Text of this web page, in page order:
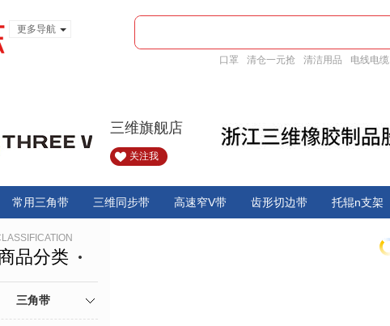
更多导航
口罩 清仓一元抢 清洁用品 电线电缆
三维旗舰店
关注我
常用三角带 三维同步带 高速窄V带 齿形切边带 托辊n支架
品分类
三角带